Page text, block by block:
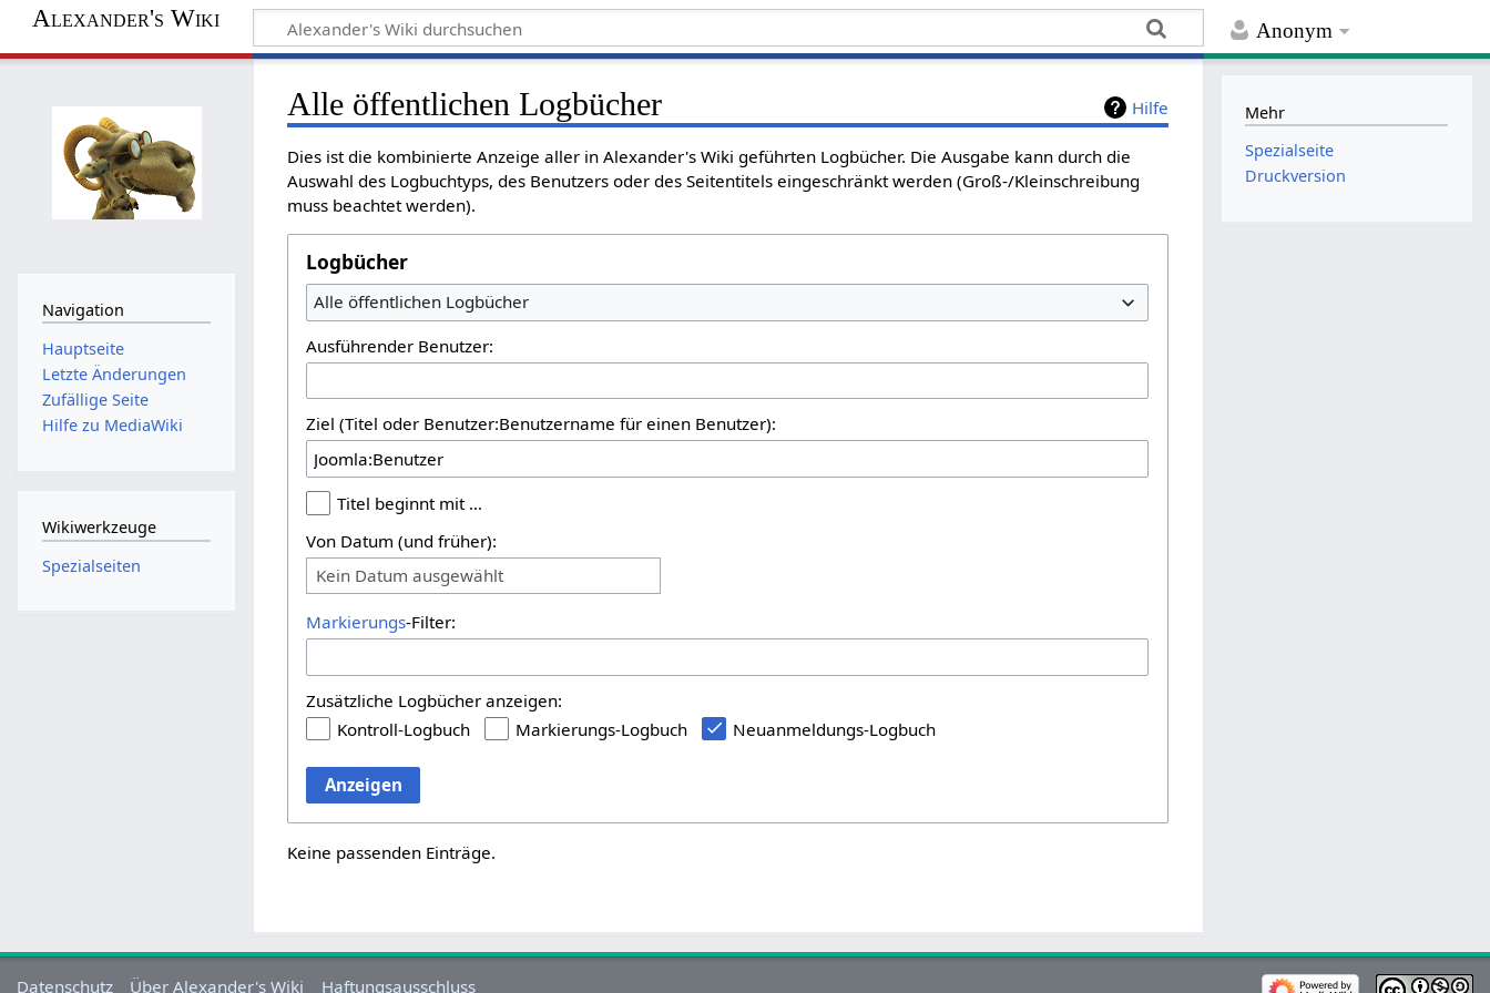
Anonym
Alexander's Wiki
Hilfe
Alle öffentlichen Logbücher
Dies ist die kombinierte Anzeige aller in Alexander's Wiki geführten Logbücher. Die Ausgabe kann durch die
Auswahl des Logbuchtyps, des Benutzers oder des Seitentitels eingeschränkt werden (Groß-/Kleinschreibung
muss beachtet werden).
Logbücher
Alle öffentlichen Logbücher
Ausführender Benutzer:
Ziel (Titel oder Benutzer:Benutzername für einen Benutzer):
Titel beginnt mit …
Von Datum (und früher):
Kein Datum ausgewählt
Markierungs-Filter:
Zusätzliche Logbücher anzeigen:
Kontroll-Logbuch
Markierungs-Logbuch Neuanmeldungs-Logbuch
Anzeigen
Keine passenden Einträge.
Navigation
Hauptseite
Letzte Änderungen
Zufällige Seite
Hilfe zu MediaWiki
Wikiwerkzeuge
Spezialseiten
Mehr
Spezialseite
Druckversion
Datenschutz Über Alexander's Wiki Haftungsausschluss